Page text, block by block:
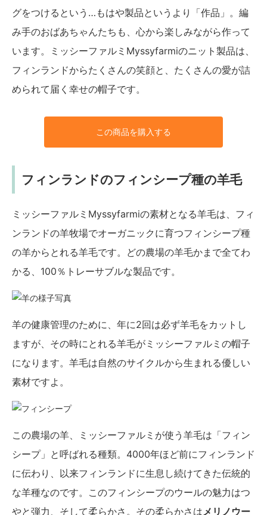
グをつけるという…もはや製品というより「作品」。編
み手のおばあちゃんたちも、心から楽しみながら作って
います。ミッシーファルミMyssyfarmiのニット製品は、
フィンランドからたくさんの笑顔と、たくさんの愛が詰
められて届く幸せの帽子です。
この商品を購入する
フィンランドのフィンシープ種の羊毛
ミッシーファルミMyssyfarmiの素材となる羊毛は、フィ
ンランドの羊牧場でオーガニックに育つフィンシープ種
の羊からとれる羊毛です。どの農場の羊毛かまで全てわ
かる、100％トレーサブルな製品です。
羊の健康管理のために、年に2回は必ず羊毛をカットし
ますが、その時にとれる羊毛がミッシーファルミの帽子
になります。羊毛は自然のサイクルから生まれる優しい
素材ですよ。
この農場の羊、ミッシーファルミが使う羊毛は「フィン
シープ」と呼ばれる種類。4000年ほど前にフィンランド
に伝わり、以来フィンランドに生息し続けてきた伝統的
な羊種なのです。このフィンシープのウールの魅力はつ
やと弾力、そして柔らかさ。その柔らかさは メリノウー